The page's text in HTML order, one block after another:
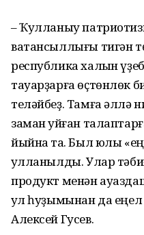
– Ҡулланыу
ватансыллығы тигән
республика халҡын
тауарҙарға өҫтөнлөк
теләйбеҙ. Тамға әллә
заман ҡуйған
йыйнаҡ та. Был юлы
ҡулланылды. Улар
продукт менән
ҡул һуҙымынан да еңел
Алексей Гусев.